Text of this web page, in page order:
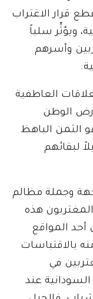
قرار الاغتراب
ويؤثِّر سلباً
وأسرهم
العاطفية
الوطن
الثمن الباهظ
لبقائهم
وجملة مظالم
هذه
أحد المواقع
بالاقتباسات
في
عند